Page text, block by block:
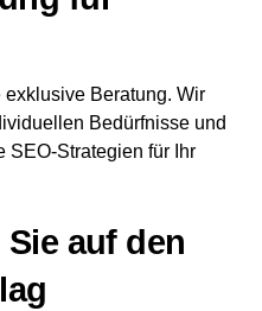
Bera­tung. Wir
Bedürf­nis­se und
SEO-Stra­te­gien für Ihr
auf den